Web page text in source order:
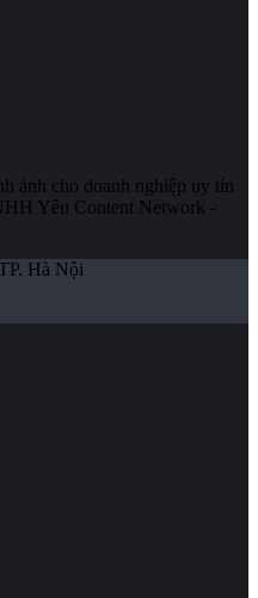
ảnh cho doanh nghiệp uy tín
Yêu Content Network -
Hà Nội